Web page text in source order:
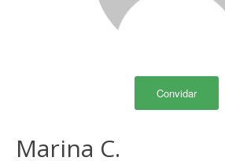
Convidar
Marina C.